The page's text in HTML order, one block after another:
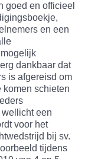
goed en officieel
en een
dankbaar dat
is afgereisd om
komen schieten
een
voor het
bij sv.
tijdens